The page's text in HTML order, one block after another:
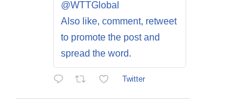
@WTTGlobal
Also like, comment, retweet
to promote the post and
spread the word.
Twitter